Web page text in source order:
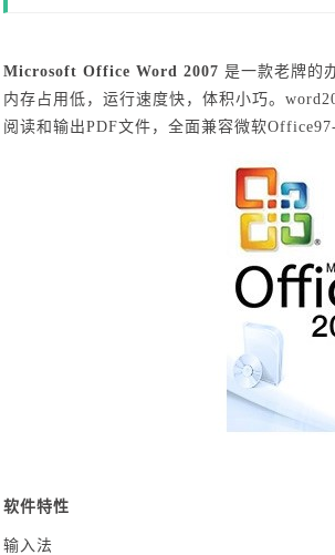
Microsoft Office Word 2007 是一款老牌的
内存占用低，运行速度快，体积小巧。
阅读和输出PDF文件，全面兼容微软
软件特性
输入法